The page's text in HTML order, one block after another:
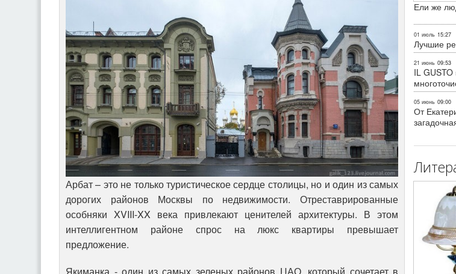
Арбат – это не только туристическое сердце столицы, но и один из самых
дорогих районов Москвы по недвижимости. Отреставрированные
особняки XVIII-XX века привлекают ценителей архитектуры. В этом
интеллигентном районе спрос на люкс квартиры превышает
предложение.
Якиманка - один из самых зеленых районов ЦАО, который сочетает в
Ели же
01 июль 15:27
Лучшие
21 июнь 09:53
IL GUSTO
05 июнь 09:00
От